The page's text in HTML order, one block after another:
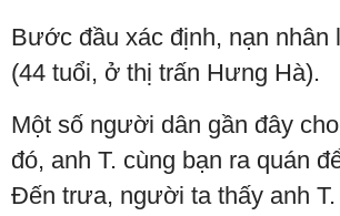
Bước đầu xác định, nạn nhân
(44 tuổi, ở thị trấn Hưng Hà).
Một số người dân gần đây
đó, anh T. cùng bạn ra quán
Đến trưa, người ta thấy anh